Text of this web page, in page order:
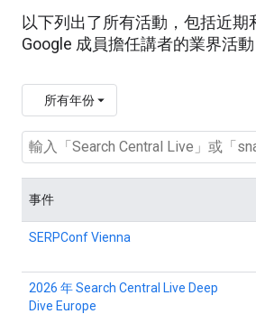
以下列出了所有活動，包括近期
Google 成員擔任講者的業界活
所有年份
事件
SERPConf Vienna
2026 年 Search Central Live Deep
Dive Europe